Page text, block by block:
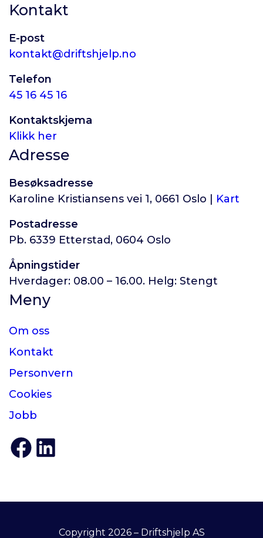
Kontakt
E-post
kontakt@driftshjelp.no
Telefon
45 16 45 16
Kontaktskjema
Klikk her
Adresse
Besøksadresse
Karoline Kristiansens vei 1, 0661 Oslo | Kart
Postadresse
Pb. 6339 Etterstad, 0604 Oslo
Åpningstider
Hverdager: 08.00 – 16.00. Helg: Stengt
Meny
Om oss
Kontakt
Personvern
Cookies
Jobb
Facebook Linkedin
Copyright 2026 – Driftshjelp AS